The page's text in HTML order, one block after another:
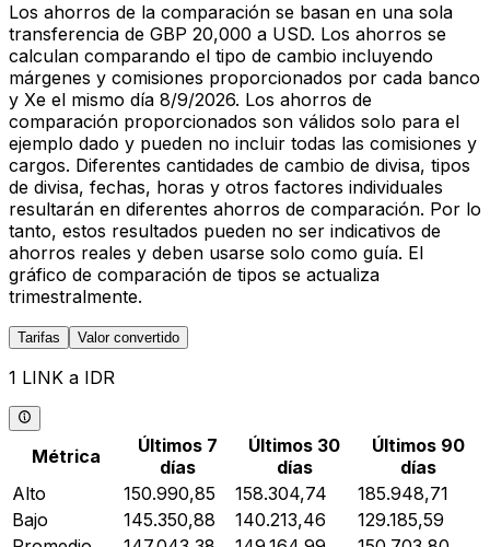
Los ahorros de la comparación se basan en una sola
transferencia de GBP 20,000 a USD. Los ahorros se
calculan comparando el tipo de cambio incluyendo
márgenes y comisiones proporcionados por cada banco
y Xe el mismo día 8/9/2026. Los ahorros de
comparación proporcionados son válidos solo para el
ejemplo dado y pueden no incluir todas las comisiones y
cargos. Diferentes cantidades de cambio de divisa, tipos
de divisa, fechas, horas y otros factores individuales
resultarán en diferentes ahorros de comparación. Por lo
tanto, estos resultados pueden no ser indicativos de
ahorros reales y deben usarse solo como guía. El
gráfico de comparación de tipos se actualiza
trimestralmente.
Tarifas Valor convertido
1 LINK a IDR
Métrica
Últimos 7
días
Últimos 30
días
Últimos 90
días
Alto
150.990,85 158.304,74
185.948,71
Bajo
145.350,88 140.213,46
129.185,59